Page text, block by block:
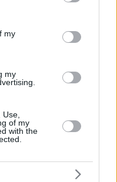
its third-party tags to
in below Google
my
my
of my
with the